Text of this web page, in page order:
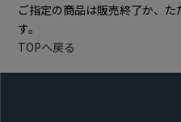
ご指定の商品は販売終了か、
す。
TOPへ戻る